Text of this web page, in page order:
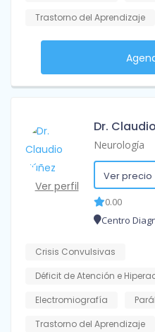
Trastorno del Aprendizaje
Ver perfil
Dr.
Neurología
Ver precio
0.00
Centro
Crisis Convulsivas
Déficit de Atención e
Electromiografía
Trastorno del Aprendizaje